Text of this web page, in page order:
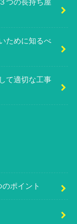
つの長持ち屋
ために知るべ
て適切な工事
ポイント